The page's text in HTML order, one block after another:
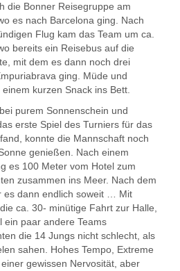
die Bonner Reisegruppe am
es nach Barcelona ging. Nach
Flug kam das Team um ca.
bereits ein Reisebus auf die
mit dem es dann noch drei
ging. Müde und
kurzen Snack ins Bett.
purem Sonnenschein und
erste Spiel des Turniers für das
konnte die Mannschaft noch
genießen. Nach einem
es 100 Meter vom Hotel zum
zusammen ins Meer. Nach dem
es dann endlich soweit … Mit
ca. 30- minütige Fahrt zur Halle,
ein paar andere Teams
die 14 Jungs nicht schlecht, als
sahen. Hohes Tempo, Extreme
gewissen Nervosität, aber